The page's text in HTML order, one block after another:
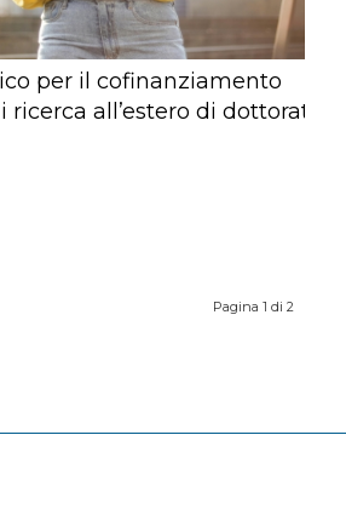
per il cofinanziamento
all’estero di dottorati
Pagina 1 di 2